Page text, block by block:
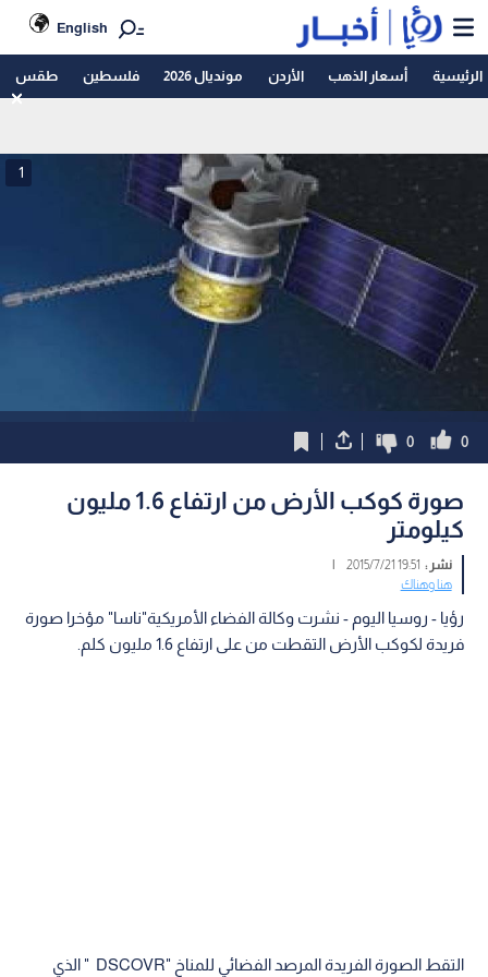
English
الرئيسية أسعار الذهب الأردن مونديال 2026 فلسطين طقس
1
0
0
صورة كوكب الأرض من ارتفاع 1.6 مليون
كيلومتر
نشر : 19:51 2015/7/21
|
هنا وهناك
رؤيا - روسيا اليوم - نشرت وكالة الفضاء الأمريكية"ناسا" مؤخرا صورة
فريدة لكوكب الأرض التقطت من على ارتفاع 1.6 مليون كلم.
التقط الصورة الفريدة المرصد الفضائي للمناخ "DSCOVR " الذي